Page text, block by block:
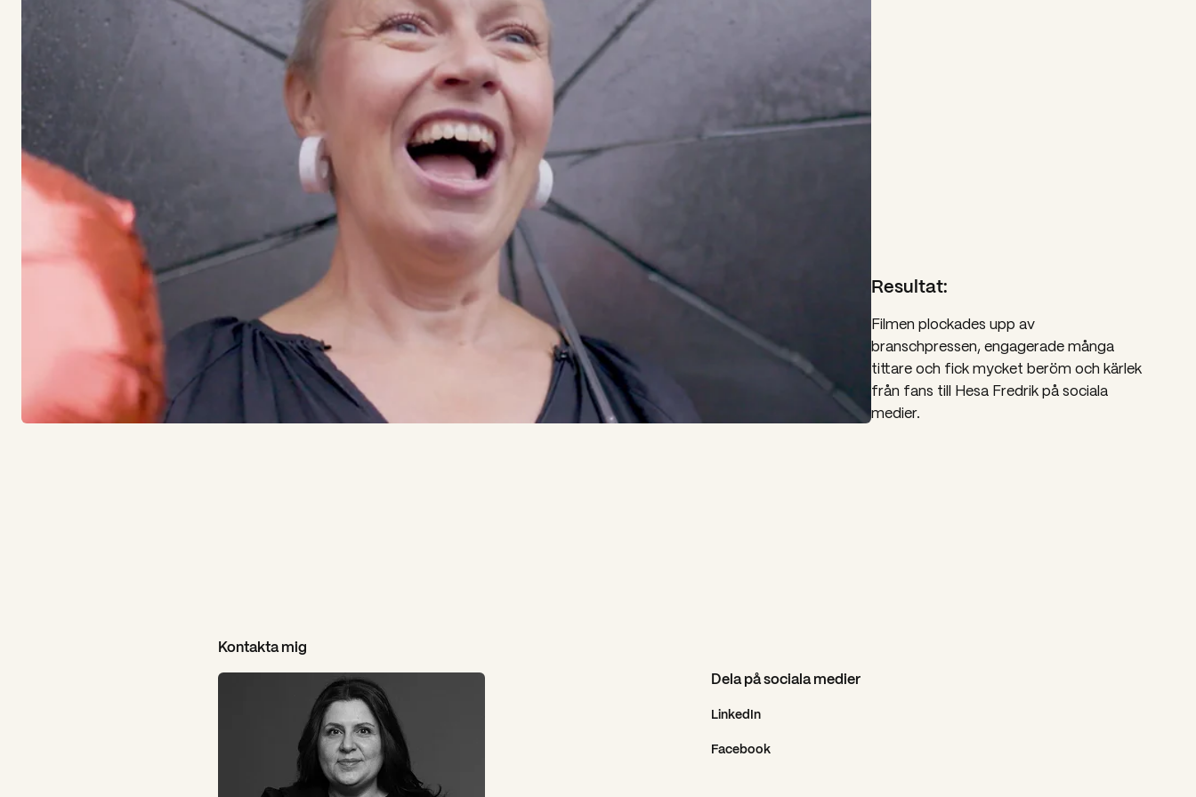
Resultat:
Filmen plockades upp av
branschpressen, engagerade många
tittare och fick mycket beröm och kärlek
från fans till Hesa ​​Fredrik på sociala
medier.
Kontakta mig
Dela på sociala medier
LinkedIn
Facebook